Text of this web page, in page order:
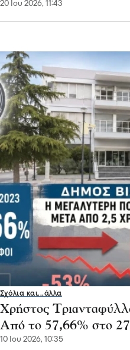
20 Ιου 2026, 11:43
Σχόλια και...άλλα
Χρήστος
Από το 57,66% στο
10 Ιου 2026, 10:35